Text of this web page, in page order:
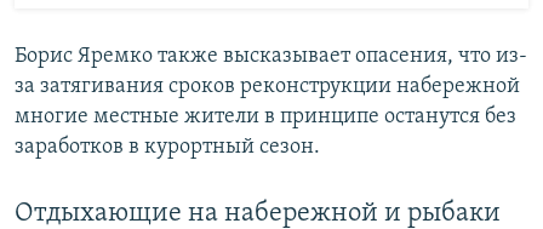
Борис Яремко также высказывает опасения, что из-
за затягивания сроков реконструкции набережной
многие местные жители в принципе останутся без
заработков в курортный сезон.
Отдыхающие на набережной и рыбаки